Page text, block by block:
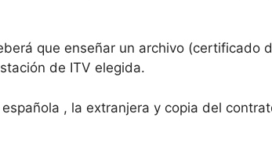
que enseñar un archivo (certificado
de ITV elegida.
, la extranjera y copia del